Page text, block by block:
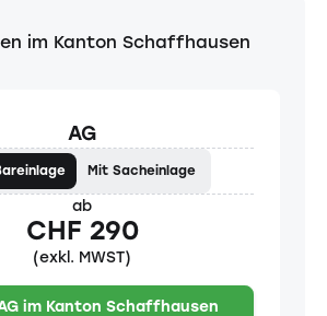
im Kanton Schaffhausen
AG
Mit Sacheinlage
ab
CHF 290
(exkl. MWST)
im Kanton Schaffhausen